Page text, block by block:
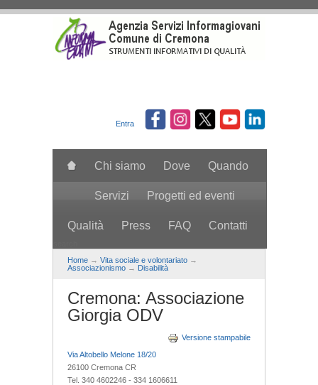
Entra
Chi siamo Dove Quando
Servizi Progetti ed eventi
Qualità Press FAQ Contatti
Home → Vita sociale e volontariato →
Associazionismo → Disabilità
Cremona: Associazione
Giorgia ODV
Versione stampabile
Via Altobello Melone 18/20
26100 Cremona CR
Tel. 340 4602246 - 334 1606611